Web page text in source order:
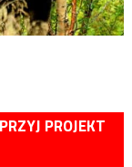
PROJEKT